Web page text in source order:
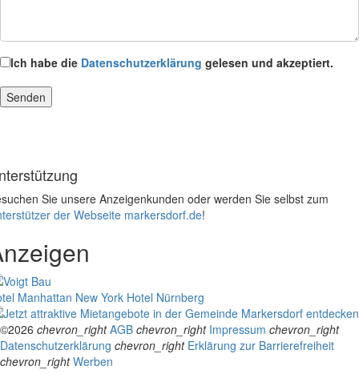
Ich habe die Datenschutzerklärung gelesen und akzeptiert.
Sie unsere Anzeigenkunden oder werden Sie selbst zum
der Webseite markersdorf.de!
Manhattan New York Hotel Nürnberg
©2026 chevron_right AGB chevron_right Impressum chevron_right
Datenschutzerklärung chevron_right Erklärung zur Barrierefreiheit
chevron_right Werben